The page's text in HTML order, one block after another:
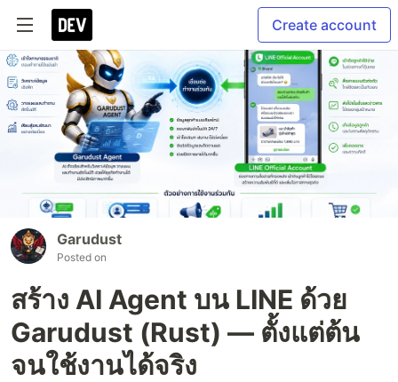
Create account
Garudust
Posted on
สร้าง AI Agent บน LINE ด้วย
Garudust (Rust) — ตั้งแต่ต้น
จนใช้งานได้จริง